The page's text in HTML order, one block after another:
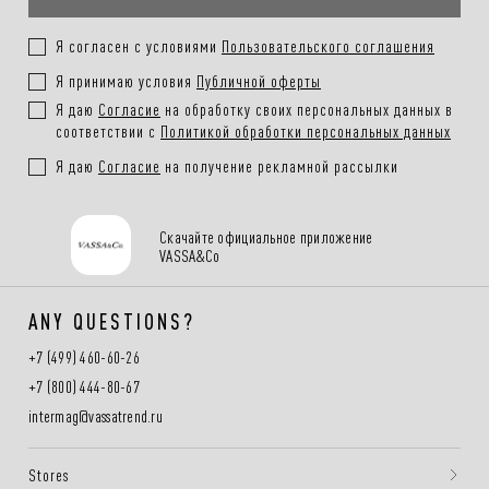
Я согласен с условиями Пользовательского соглашения
Я принимаю условия Публичной оферты
Я даю Согласие на обработку своих персональных данных в
соответствии с Политикой обработки персональных данных
Я даю Согласие на получение рекламной рассылки
Скачайте официальное приложение
VASSA&Co
ANY QUESTIONS?
+7 (499) 460-60-26
+7 (800) 444-80-67
intermag@vassatrend.ru
Stores